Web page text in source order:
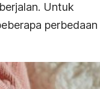
Untuk
perbedaan